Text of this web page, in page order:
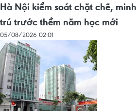
Hà Nội kiểm soát chặt chẽ,
trú trước thềm năm học mới
05/08/2026 02:01